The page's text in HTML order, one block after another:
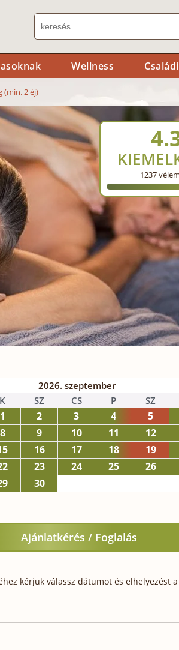
Wellness
(min. 2 éj)
1237
2026. szeptember
K SZ CS P SZ
1 2 3 4
5
8 9 10 11
12
16 17 18
19
23 24 25
26
30
Ajánlatkérés / Foglalás
kérjük válassz dátumot és elhelyezést